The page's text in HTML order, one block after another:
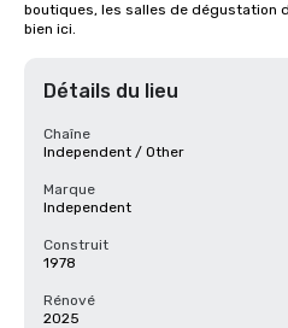
boutiques, les salles de dégustation
bien ici.
Détails du lieu
Chaîne
Independent / Other
Marque
Independent
Construit
1978
Rénové
2025